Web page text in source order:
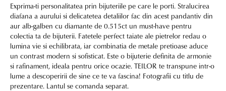
Exprima-ti personalitatea prin bijuteriile pe care le porti. Stralucirea
diafana a aurului si delicatetea detaliilor fac din acest pandantiv din
aur alb-galben cu diamante de 0.515ct un must-have pentru
colectia ta de bijuterii. Fatetele perfect taiate ale pietrelor redau o
lumina vie si echilibrata, iar combinatia de metale pretioase aduce
un contrast modern si sofisticat. Este o bijuterie definita de armonie
si rafinament, ideala pentru orice ocazie. TEILOR te transpune intr-o
lume a descoperirii de sine ce te va fascina! Fotografii cu titlu de
prezentare. Lantul se comanda separat.